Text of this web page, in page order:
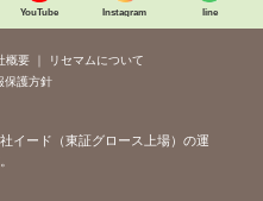
YouTube Instagram line
概要
リセマムについて
保護方針
イード（東証グロース上場）の運